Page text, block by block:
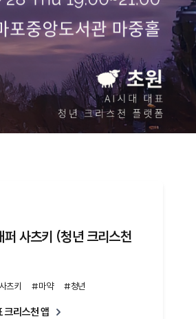
사츠키 (청년 크리스천
츠키 #마약 #청년
크리스천 앱